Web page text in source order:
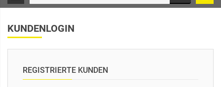
Durchsuche
Produkte
des
KUNDENLOGIN
REGISTRIERTE KUNDEN